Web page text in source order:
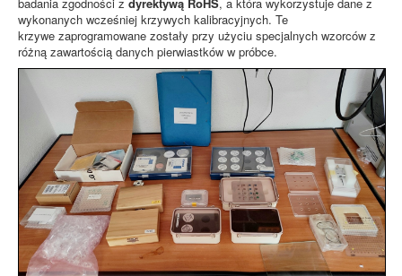
wykonanych wcześniej krzywych kalibracyjnych. Te
krzywe zaprogramowane zostały przy użyciu specjalnych wzorców z
różną zawartością danych pierwiastków w próbce.